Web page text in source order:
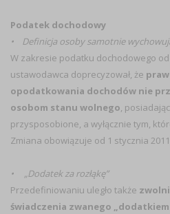
Podatek dochodowy
• Definicja osoby samotnie
W zakresie podatku dochodowego
ustawodawca doprecyzował, że
opodatkowania dochodów nie
osobom stanu wolnego,
przysposobione, a wyłącznie tym,
Zmiana obowiązuje od 1 stycznia
• „Dodatek za rozłąkę”
Przedefiniowaniu uległo także
świadczenia zwanego „dodatkiem